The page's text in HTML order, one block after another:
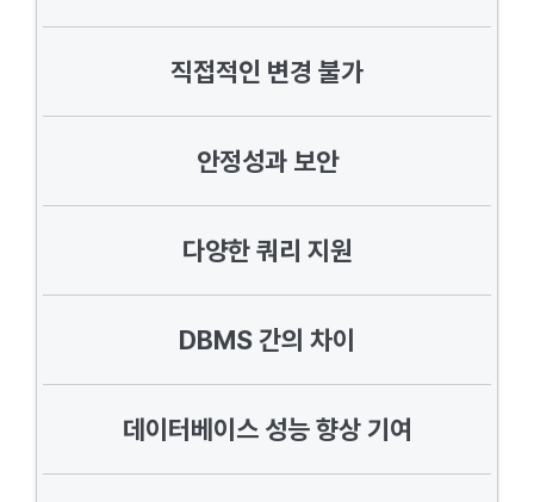
직접적인 변경 불가
안정성과 보안
다양한 쿼리 지원
DBMS 간의 차이
데이터베이스 성능 향상 기여